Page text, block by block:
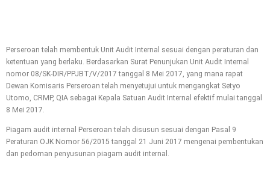
Perseroan telah membentuk Unit Audit Internal sesuai dengan peraturan dan
ketentuan yang berlaku. Berdasarkan Surat Penunjukan Unit Audit Internal
nomor 08/SK-DIR/PPJBT/V/2017 tanggal 8 Mei 2017, yang mana rapat
Dewan Komisaris Perseroan telah menyetujui untuk mengangkat Setyo
Utomo, CRMP, QIA sebagai Kepala Satuan Audit Internal efektif mulai tanggal
8 Mei 2017.
Piagam audit internal Perseroan telah disusun sesuai dengan Pasal 9
Peraturan OJK Nomor 56/2015 tanggal 21 Juni 2017 mengenai pembentukan
dan pedoman penyusunan piagam audit internal.